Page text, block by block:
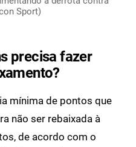
Sport)
precisa fazer
mínima de pontos que
não ser rebaixada à
de acordo com o